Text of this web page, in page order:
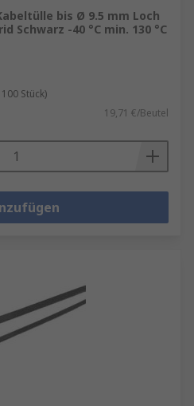
bis Ø 9.5 mm Loch
Schwarz -40 °C min. 130 °C
Stück)
19,71 €/Beutel